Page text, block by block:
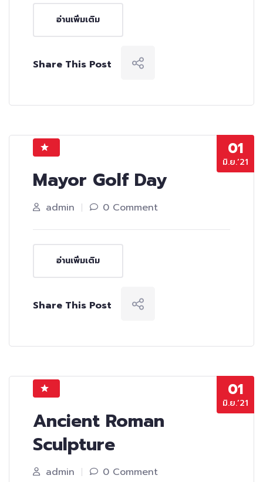
อ่านเพิ่มเติม
Share This Post
01
มิ.ย.’21
Mayor Golf Day
admin 0 Comment
อ่านเพิ่มเติม
Share This Post
01
มิ.ย.’21
Ancient Roman
Sculpture
admin 0 Comment